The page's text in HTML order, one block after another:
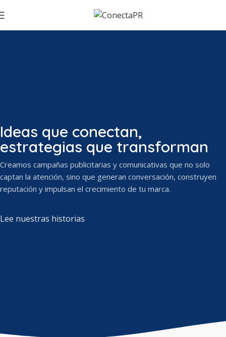
Ideas que conectan,
estrategias que transforman
Creamos campañas publicitarias y comunicativas que no solo
captan la atención, sino que generan conversación, construyen
reputación y impulsan el crecimiento de tu marca.
Lee nuestras historias